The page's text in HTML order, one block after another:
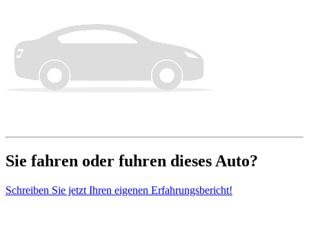
Sie fahren oder fuhren dieses Auto?
Schreiben Sie jetzt Ihren eigenen Erfahrungsbericht!